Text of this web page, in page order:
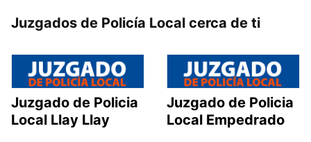
Juzgados de Policía Local cerca de ti
Juzgado de Policia
Local Llay Llay
Juzgado de Policia
Local Empedrado